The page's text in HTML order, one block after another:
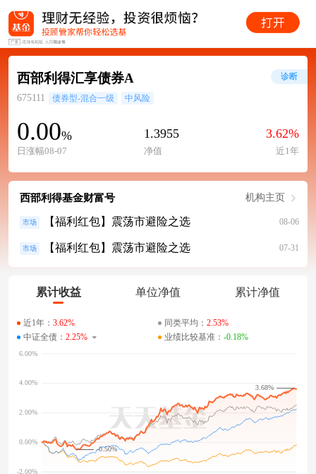
西部利得汇享债券A
675111 债券型-混合一级 中风险
0.00%
日涨幅08-07
1.3955
净值
3.62%
近1年
诊断
西部利得基金财富号 机构主页
市场 【福利红包】震荡市避险之选 08-06
市场 【福利红包】震荡市避险之选 07-31
累计收益 单位净值 累计净值
近1年： 3.62% 同类平均： 2.53%
中证全债： 2.25% 业绩比较基准： -0.18%
-0.50%
3.68%